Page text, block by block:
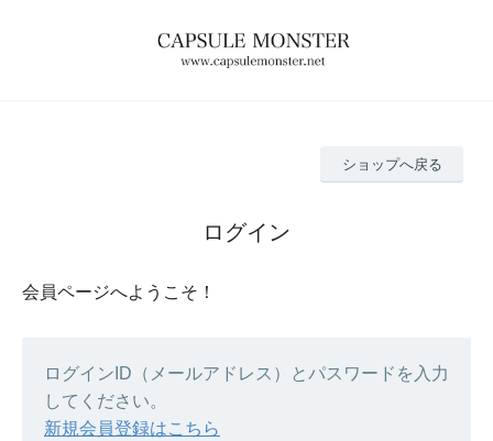
ショップへ戻る
ログイン
会員ページへようこそ！
ログインID（メールアドレス）とパスワードを入力
してください。
新規会員登録はこちら